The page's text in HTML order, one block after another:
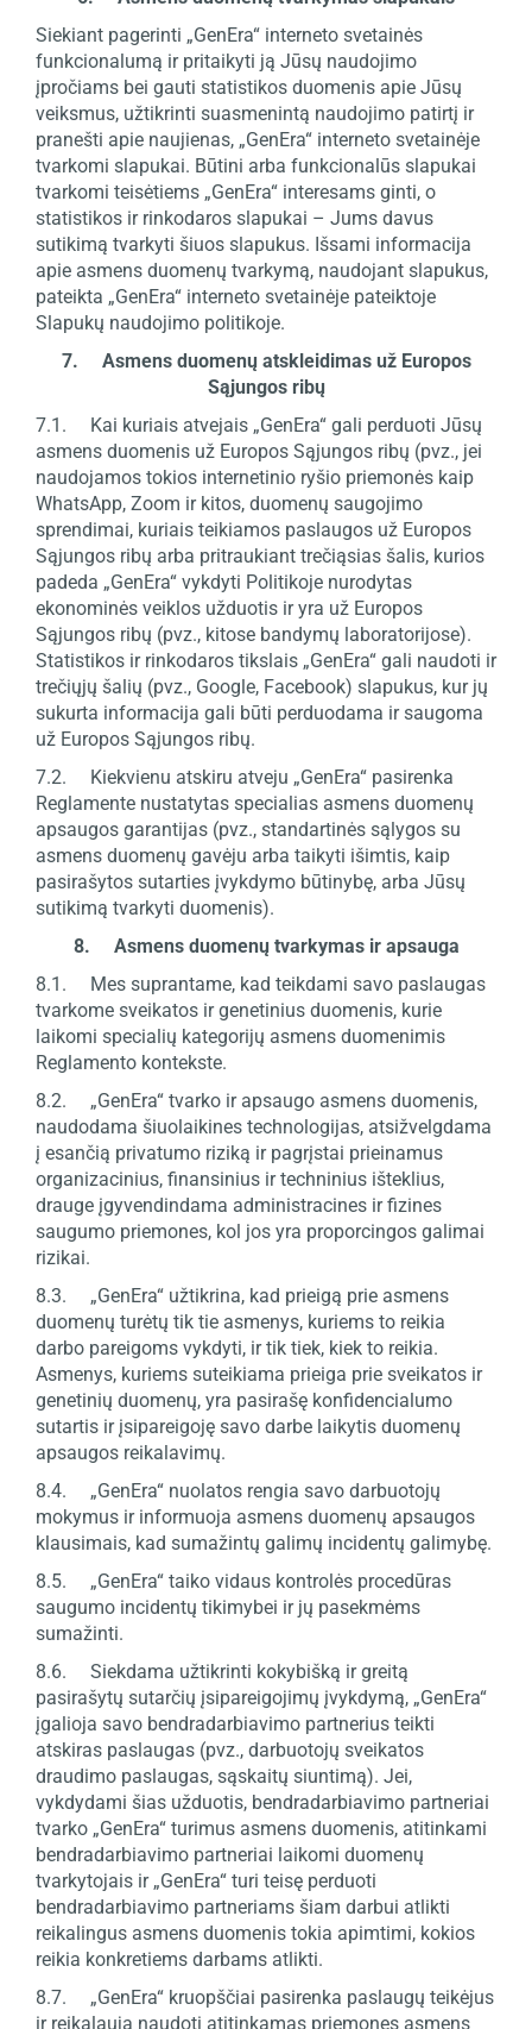
Siekiant pagerinti „GenEra“ interneto svetainės
funkcionalumą ir pritaikyti ją Jūsų naudojimo
įpročiams bei gauti statistikos duomenis apie Jūsų
veiksmus, užtikrinti suasmenintą naudojimo patirtį ir
pranešti apie naujienas, „GenEra“ interneto svetainėje
tvarkomi slapukai. Būtini arba funkcionalūs slapukai
tvarkomi teisėtiems „GenEra“ interesams ginti, o
statistikos ir rinkodaros slapukai – Jums davus
sutikimą tvarkyti šiuos slapukus. Išsami informacija
apie asmens duomenų tvarkymą, naudojant slapukus,
pateikta „GenEra“ interneto svetainėje pateiktoje
Slapukų naudojimo politikoje.
7. Asmens duomenų atskleidimas už Europos
Sąjungos ribų
7.1. Kai kuriais atvejais „GenEra“ gali perduoti Jūsų
asmens duomenis už Europos Sąjungos ribų (pvz., jei
naudojamos tokios internetinio ryšio priemonės kaip
WhatsApp, Zoom ir kitos, duomenų saugojimo
sprendimai, kuriais teikiamos paslaugos už Europos
Sąjungos ribų arba pritraukiant trečiąsias šalis, kurios
padeda „GenEra“ vykdyti Politikoje nurodytas
ekonominės veiklos užduotis ir yra už Europos
Sąjungos ribų (pvz., kitose bandymų laboratorijose).
Statistikos ir rinkodaros tikslais „GenEra“ gali naudoti ir
trečiųjų šalių (pvz., Google, Facebook) slapukus, kur jų
sukurta informacija gali būti perduodama ir saugoma
už Europos Sąjungos ribų.
7.2. Kiekvienu atskiru atveju „GenEra“ pasirenka
Reglamente nustatytas specialias asmens duomenų
apsaugos garantijas (pvz., standartinės sąlygos su
asmens duomenų gavėju arba taikyti išimtis, kaip
pasirašytos sutarties įvykdymo būtinybę, arba Jūsų
sutikimą tvarkyti duomenis).
8. Asmens duomenų tvarkymas ir apsauga
8.1. Mes suprantame, kad teikdami savo paslaugas
tvarkome sveikatos ir genetinius duomenis, kurie
laikomi specialių kategorijų asmens duomenimis
Reglamento kontekste.
8.2. „GenEra“ tvarko ir apsaugo asmens duomenis,
naudodama šiuolaikines technologijas, atsižvelgdama
į esančią privatumo riziką ir pagrįstai prieinamus
organizacinius, finansinius ir techninius išteklius,
drauge įgyvendindama administracines ir fizines
saugumo priemones, kol jos yra proporcingos galimai
rizikai.
8.3. „GenEra“ užtikrina, kad prieigą prie asmens
duomenų turėtų tik tie asmenys, kuriems to reikia
darbo pareigoms vykdyti, ir tik tiek, kiek to reikia.
Asmenys, kuriems suteikiama prieiga prie sveikatos ir
genetinių duomenų, yra pasirašę konfidencialumo
sutartis ir įsipareigoję savo darbe laikytis duomenų
apsaugos reikalavimų.
8.4. „GenEra“ nuolatos rengia savo darbuotojų
mokymus ir informuoja asmens duomenų apsaugos
klausimais, kad sumažintų galimų incidentų galimybę.
8.5. „GenEra“ taiko vidaus kontrolės procedūras
saugumo incidentų tikimybei ir jų pasekmėms
sumažinti.
8.6. Siekdama užtikrinti kokybišką ir greitą
pasirašytų sutarčių įsipareigojimų įvykdymą, „GenEra“
įgalioja savo bendradarbiavimo partnerius teikti
atskiras paslaugas (pvz., darbuotojų sveikatos
draudimo paslaugas, sąskaitų siuntimą). Jei,
vykdydami šias užduotis, bendradarbiavimo partneriai
tvarko „GenEra“ turimus asmens duomenis, atitinkami
bendradarbiavimo partneriai laikomi duomenų
tvarkytojais ir „GenEra“ turi teisę perduoti
bendradarbiavimo partneriams šiam darbui atlikti
reikalingus asmens duomenis tokia apimtimi, kokios
reikia konkretiems darbams atlikti.
8.7. „GenEra“ kruopščiai pasirenka paslaugų teikėjus
ir reikalauja naudoti atitinkamas priemones asmens